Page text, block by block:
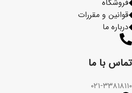
تماس با ما​
۰۲۱-۳۳۸۱۸۱۱۰
فروشگاه
قوانین و مقررات
درباره ما